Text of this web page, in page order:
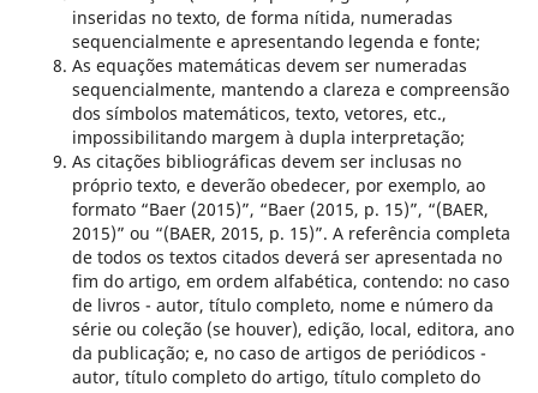
inseridas no texto, de forma nítida, numeradas
sequencialmente e apresentando legenda e fonte;
As equações matemáticas devem ser numeradas
sequencialmente, mantendo a clareza e compreensão
dos símbolos matemáticos, texto, vetores, etc.,
impossibilitando margem à dupla interpretação;
As citações bibliográficas devem ser inclusas no
próprio texto, e deverão obedecer, por exemplo, ao
formato “Baer (2015)”, “Baer (2015, p. 15)”, “(BAER,
2015)” ou “(BAER, 2015, p. 15)”. A referência completa
de todos os textos citados deverá ser apresentada no
fim do artigo, em ordem alfabética, contendo: no caso
de livros - autor, título completo, nome e número da
série ou coleção (se houver), edição, local, editora, ano
da publicação; e, no caso de artigos de periódicos -
autor, título completo do artigo, título completo do